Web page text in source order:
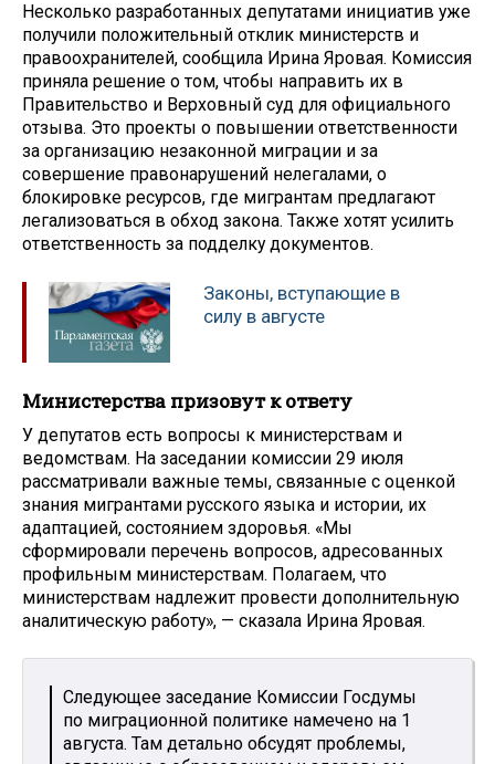
Несколько разработанных депутатами инициатив уже
получили положительный отклик министерств и
правоохранителей, сообщила Ирина Яровая. Комиссия
приняла решение о том, чтобы направить их в
Правительство и Верховный суд для официального
отзыва. Это проекты о повышении ответственности
за организацию незаконной миграции и за
совершение правонарушений нелегалами, о
блокировке ресурсов, где мигрантам предлагают
легализоваться в обход закона. Также хотят усилить
ответственность за подделку документов.
Законы, вступающие в
силу в августе
Министерства призовут к ответу
У депутатов есть вопросы к министерствам и
ведомствам. На заседании комиссии 29 июля
рассматривали важные темы, связанные с оценкой
знания мигрантами русского языка и истории, их
адаптацией, состоянием здоровья. «Мы
сформировали перечень вопросов, адресованных
профильным министерствам. Полагаем, что
министерствам надлежит провести дополнительную
аналитическую работу», — сказала Ирина Яровая.
Следующее заседание Комиссии Госдумы
по миграционной политике намечено на 1
августа. Там детально обсудят проблемы,